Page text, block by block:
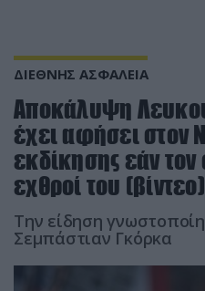
ΔΙΕΘΝΗΣ ΑΣΦΑΛΕΙΑ
Αποκάλυψη
έχει αφήσει στον
εκδίκησης εάν
εχθροί του (βίντεο)
Την είδηση
Σεμπάστιαν Γκόρκα